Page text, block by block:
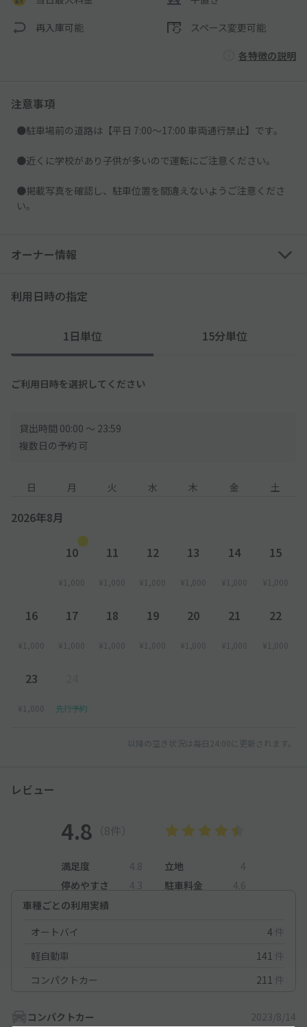
再入庫可能 スペース変更可能
各特徴の説明
注意事項
●駐車場前の道路は【平日 7:00～17:00 車両通行禁止】です。
●近くに学校があり子供が多いので運転にご注意ください。
●掲載写真を確認し、駐車位置を間違えないようご注意くださ
い。
オーナー情報
利用日時の指定
1日単位 15分単位
ご利用日時を選択してください
貸出時間 00:00 〜 23:59
複数日の予約 可
日 月 火 水 木 金 土
2026年8月
10
¥1,000
11
¥1,000
12
¥1,000
13
¥1,000
14
¥1,000
15
¥1,000
16
¥1,000
17
¥1,000
18
¥1,000
19
¥1,000
20
¥1,000
21
¥1,000
22
¥1,000
23
¥1,000 先行予約
以降の空き状況は毎日24:00に更新されます。
レビュー
4.8 （8件）
満足度 4.8 立地
4
停めやすさ
4.3 駐車料金
4.6
車種ごとの利用実績
オートバイ
4 件
軽自動車
141 件
コンパクトカー
211 件
コンパクトカー 2023/8/14